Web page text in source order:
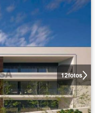
12fotos